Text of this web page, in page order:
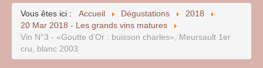
Vous êtes ici : Accueil Dégustations
2018
20 Mar 2018 - Les grands vins matures
Vin N°3 - «Goutte d’Or : buisson charles», Meursault 1er
cru, blanc 2003